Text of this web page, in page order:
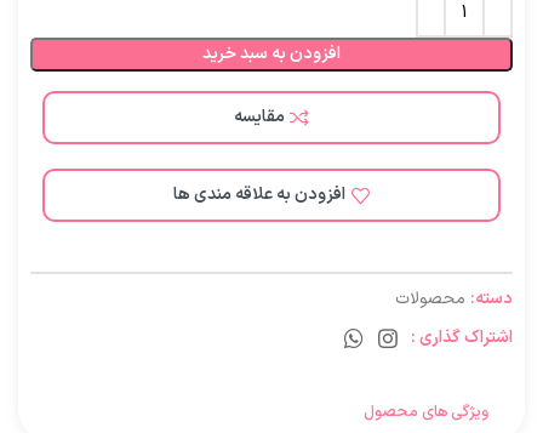
افزودن به سبد خرید
مقایسه
افزودن به علاقه مندی ها
دسته: محصولات
اشتراک گذاری :
ویژگی های محصول